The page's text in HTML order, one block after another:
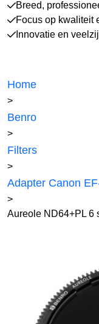
Breed,
Focus op kwaliteit
Innovatie en
Home
>
Benro
>
Filters
>
Adapter Canon
>
Aureole ND64+PL 6